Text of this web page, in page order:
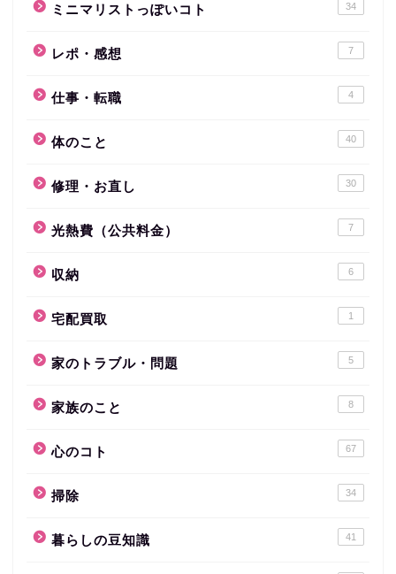
ミニマリストっぽいコト 34
レポ・感想 7
仕事・転職 4
体のこと 40
修理・お直し 30
光熱費（公共料金） 7
収納 6
宅配買取 1
家のトラブル・問題 5
家族のこと 8
心のコト 67
掃除 34
暮らしの豆知識 41